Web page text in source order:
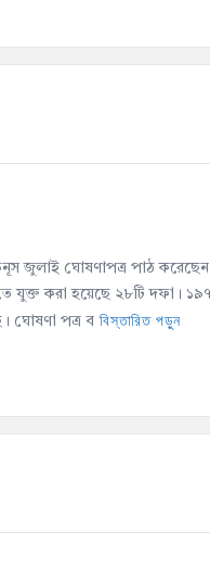
জুলাই ঘোষণাপত্র পাঠ
যুক্ত করা হয়েছে ২৮টি দফা।
ঘোষণা পত্র ব বিস্তারিত পড়ুন